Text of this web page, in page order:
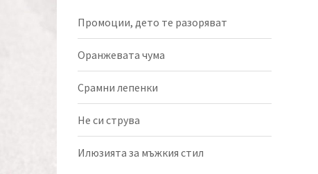
Промоции, дето те разоряват
Оранжевата чума
Срамни лепенки
Не си струва
Илюзията за мъжкия стил